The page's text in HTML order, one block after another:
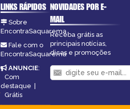
LINKS RÁPIDOS
Sobre
EncontraSaquarema
Fale com o
EncontraSaquarema
ANUNCIE:
Com
destaque |
Grátis
NOVIDADES POR E-
MAIL
Receba grátis as
principais notícias,
dicas e promoções